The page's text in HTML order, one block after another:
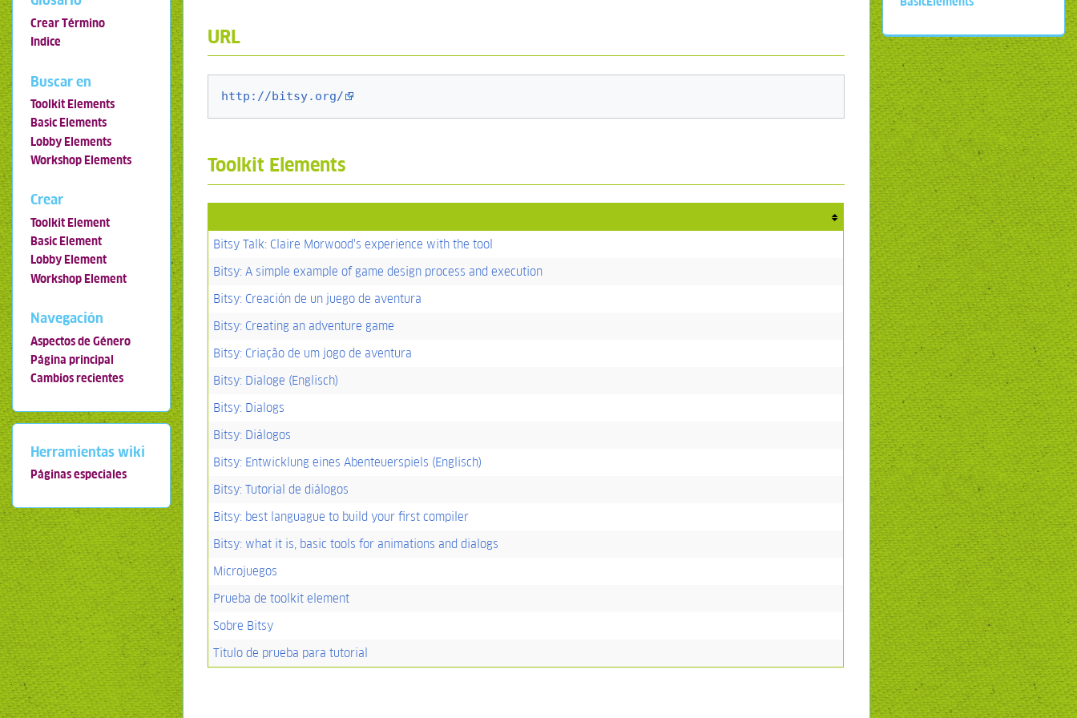
URL
http://bitsy.org/
Toolkit Elements
Bitsy Talk: Claire Morwood's experience with the tool
Bitsy: A simple example of game design process and execution
Bitsy: Creación de un juego de aventura
Bitsy: Creating an adventure game
Bitsy: Criação de um jogo de aventura
Bitsy: Dialoge (Englisch)
Bitsy: Dialogs
Bitsy: Diálogos
Bitsy: Entwicklung eines Abenteuerspiels (Englisch)
Bitsy: Tutorial de diálogos
Bitsy: best languague to build your first compiler
Bitsy: what it is, basic tools for animations and dialogs
Microjuegos
Prueba de toolkit element
Sobre Bitsy
Titulo de prueba para tutorial
Crear Término
Indice
Buscar en
Toolkit Elements
Basic Elements
Lobby Elements
Workshop Elements
Crear
Toolkit Element
Basic Element
Lobby Element
Workshop Element
Navegación
Aspectos de Género
Página principal
Cambios recientes
Herramientas wiki
Páginas especiales